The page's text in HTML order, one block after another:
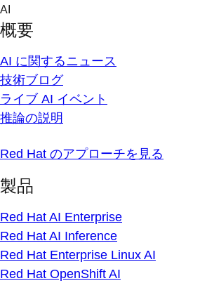
Skip
content
AI
概要
AI に関するニュース
技術ブログ
ライブ AI イベント
推論の説明
Red Hat のアプローチを見る
製品
Red Hat AI Enterprise
Red Hat AI Inference
Red Hat Enterprise Linux AI
Red Hat OpenShift AI